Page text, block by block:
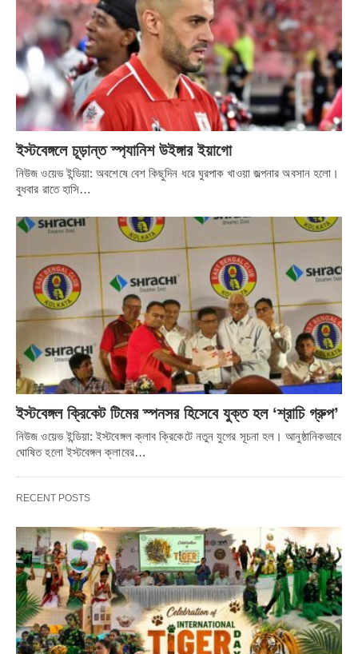
ইস্টবেঙ্গলে চূড়ান্ত স্প্যানিশ উইঙ্গার ইয়াগো
নিউজ ওয়েভ ইন্ডিয়া: অবশেষে বেশ কিছুদিন ধরে ঘুরপাক খাওয়া জল্পনার অবসান হলো।
বুধবার রাতে হাসি…
ইস্টবেঙ্গল ক্রিকেট টিমের স্পনসর হিসেবে যুক্ত হল ‘শ্রাচি গ্রুপ’
নিউজ ওয়েভ ইন্ডিয়া: ইস্টবেঙ্গল ক্লাব ক্রিকেটে নতুন যুগের সূচনা হল। আনুষ্ঠানিকভাবে
ঘোষিত হলো ইস্টবেঙ্গল ক্লাবের…
RECENT POSTS